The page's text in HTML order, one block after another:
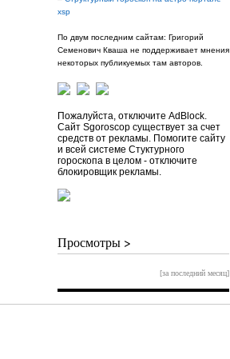
xsp
По двум последним сайтам: Григорий
Семенович Кваша не поддерживает мнения
некоторых публикуемых там авторов.
Пожалуйста, отключите AdBlock.
Сайт Sgoroscop существует за счет
средств от рекламы. Помогите сайту
и всей системе Стуктурного
гороскопа в целом - отключите
блокировщик рекламы.
Просмотры >
[за последний месяц]